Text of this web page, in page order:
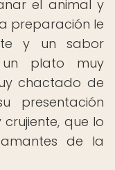
el animal y
preparación le
y un sabor
un plato muy
chactado de
presentación
que lo
de la